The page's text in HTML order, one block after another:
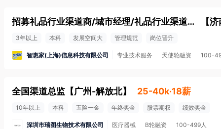
招募礼品行业渠道商/城市经理/礼品行业渠道总监 【济
3年以上 本科 发展空间大 管理规范 岗位晋升
智惠家(上海)信息科技有限公司 专业技术服务 天使轮融资 100-
全国渠道总监 【广州-解放北】 25-40k·18薪
10年以上 本科 五险一金 年终奖金 股票期权 绩效奖金
深圳市瑞图生物技术有限公司 医疗器械 B轮融资 100-499人